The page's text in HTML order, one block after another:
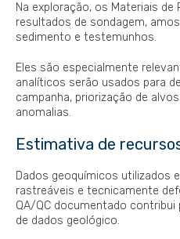
Na exploração, os Materiais de
resultados de sondagem,
sedimento e testemunhos.
Eles são especialmente
analíticos serão usados para
campanha, priorização de
anomalias.
Estimativa de
Dados geoquímicos utilizados
rastreáveis e tecnicamente
QA/QC documentado contribui
de dados geológico.